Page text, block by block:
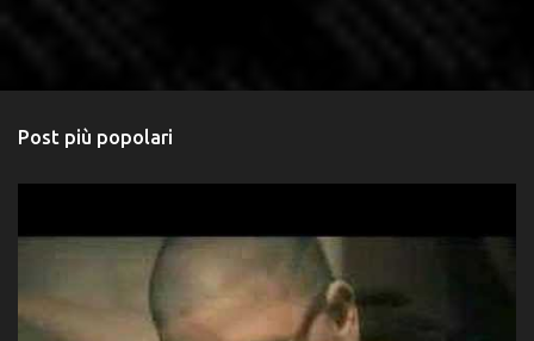
Post più popolari